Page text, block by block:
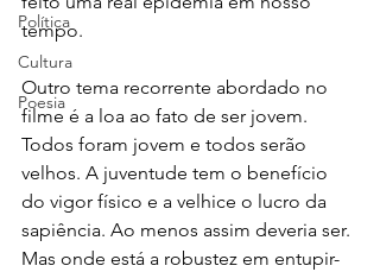
Política
Cultura
Poesia
tempo.
Outro tema recorrente abordado no
filme é a loa ao fato de ser jovem.
Todos foram jovem e todos serão
velhos. A juventude tem o benefício
do vigor físico e a velhice o lucro da
sapiência. Ao menos assim deveria ser.
Mas onde está a robustez em entupir-